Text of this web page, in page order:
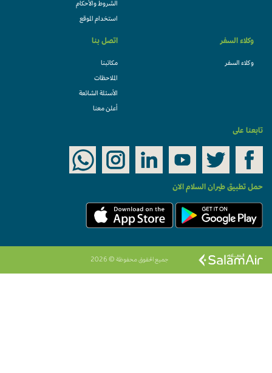
الشروط والأحكام
استخدام الموقع
وكلاء السفر
وكلاء السفر
اتصل بنا
مكاتبنا
الملاحظات
الأسئلة الشائعة
أعلن معنا
على
تطبيق طيران السلام الان
جميع الحقوق محفوظة © 2026